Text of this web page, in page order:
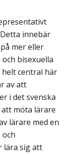
innebär
mer eller
bisexuella
central här
av att
i det svenska
möta lärare
lärare med en
lära sig att